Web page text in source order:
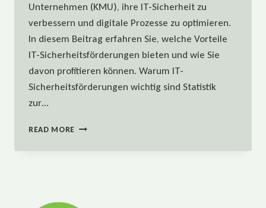
Unternehmen (KMU), ihre IT-Sicherheit zu
verbessern und digitale Prozesse zu optimieren.
In diesem Beitrag erfahren Sie, welche Vorteile
IT-Sicherheitsförderungen bieten und wie Sie
davon profitieren können. Warum IT-
Sicherheitsförderungen wichtig sind Statistik
zur…
READ MORE IT-